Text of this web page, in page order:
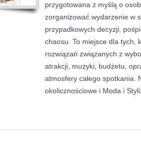
przygotowana z myślą o
zorganizować wydarzenie w
przypadkowych decyzji,
chaosu. To miejsce dla tych,
rozwiązań związanych z
atrakcji, muzyki, budżetu,
atmosfery całego spotkania.
okolicznościowe i Moda i